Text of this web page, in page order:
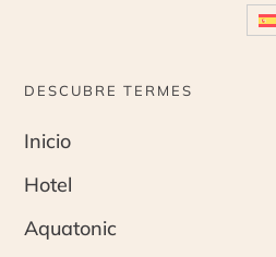
DESCUBRE TERMES
Inicio
Hotel
Aquatonic